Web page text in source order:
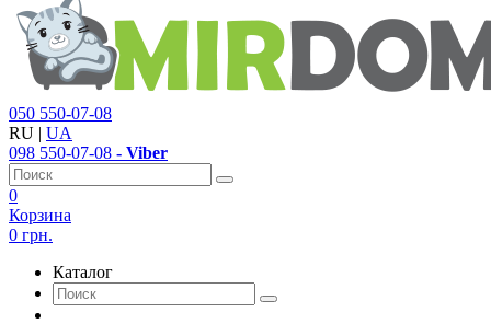
050 550-07-08
RU | UA
098 550-07-08 - Viber
0
Корзина
0 грн.
Каталог